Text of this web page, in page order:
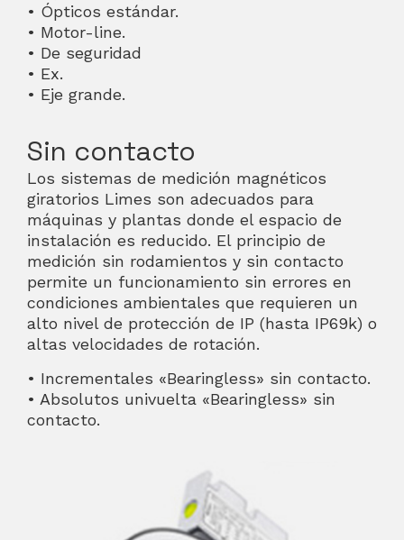
• Ópticos estándar.
• Motor-line.
• De seguridad
• Ex.
• Eje grande.
Sin contacto
Los sistemas de medición magnéticos
giratorios Limes son adecuados para
máquinas y plantas donde el espacio de
instalación es reducido. El principio de
medición sin rodamientos y sin contacto
permite un funcionamiento sin errores en
condiciones ambientales que requieren un
alto nivel de protección de IP (hasta IP69k) o
altas velocidades de rotación.
• Incrementales «Bearingless» sin contacto.
• Absolutos univuelta «Bearingless» sin
contacto.